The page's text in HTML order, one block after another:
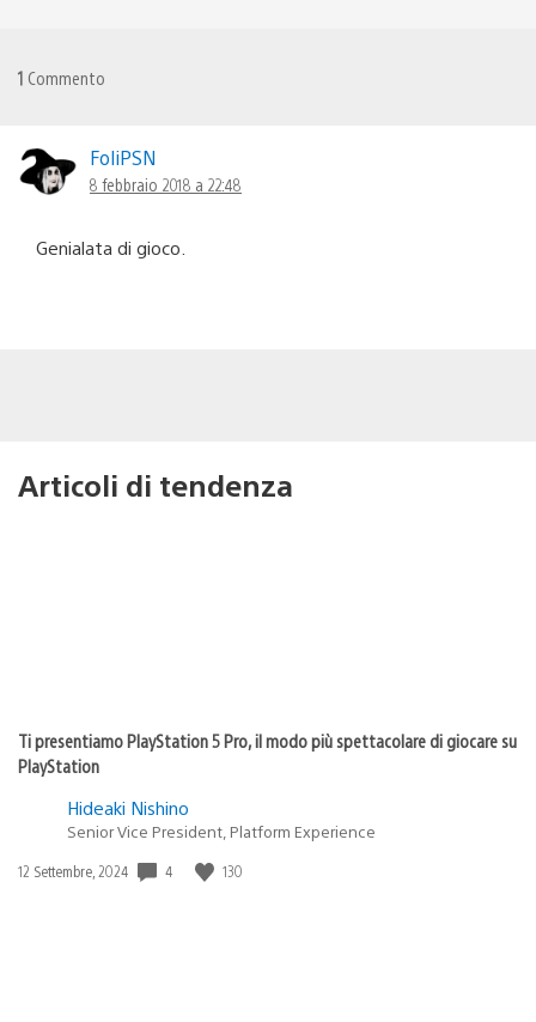
1 Commento
FoliPSN
8 febbraio 2018 a 22:48
Genialata di gioco.
Articoli di tendenza
Ti presentiamo PlayStation 5 Pro, il modo più spettacolare di giocare su
PlayStation
Hideaki Nishino
Senior Vice President, Platform Experience
Data
12 Settembre, 2024 4 130